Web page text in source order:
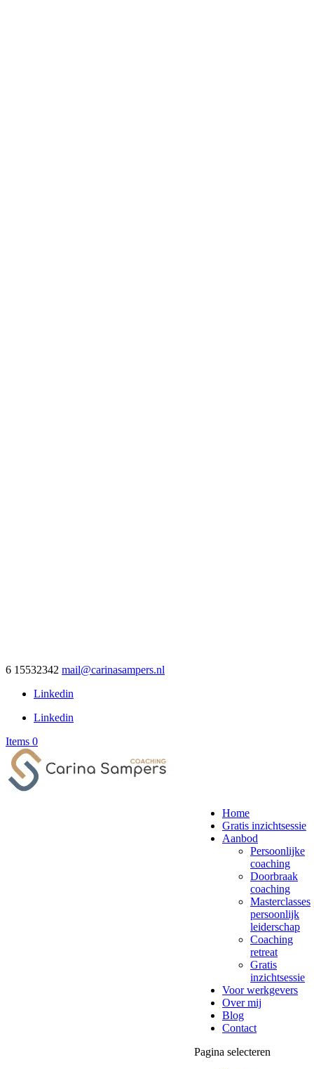
6 15532342 mail@carinasampers.nl
Linkedin
Linkedin
Items 0
Home
Gratis inzichtsessie
Aanbod
Persoonlijke
coaching
Doorbraak
coaching
Masterclasses
persoonlijk
leiderschap
Coaching
retreat
Gratis
inzichtsessie
Voor werkgevers
Over mij
Blog
Contact
Pagina selecteren